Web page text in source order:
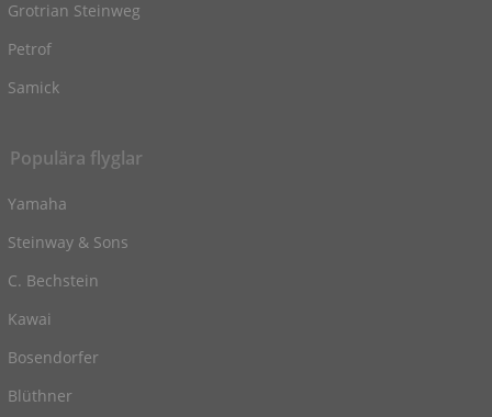
Grotrian Steinweg
Petrof
Samick
Populära flyglar
Yamaha
Steinway & Sons
C. Bechstein
Kawai
Bosendorfer
Blüthner